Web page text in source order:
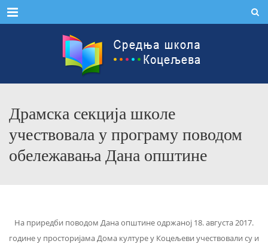
Menu
Драмска секција школе
учествовала у програму поводом
обележавања Дана општине
На приредби поводом Дана општине одржаној 18. августа 2017.
године у просторијама Дома културе у Коцељеви учествовали су и